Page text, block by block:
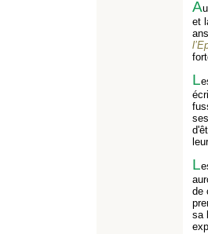
A
et
L
L
de
sa